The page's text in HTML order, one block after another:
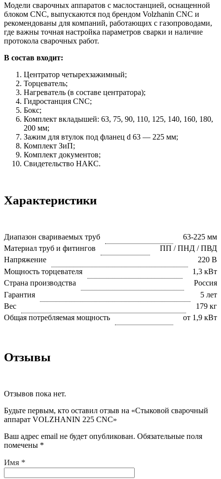
Модели сварочных аппаратов с маслостанцией, оснащенной
блоком CNC, выпускаются под брендом Volzhanin CNC и
рекомендованы для компаний, работающих с газопроводами,
где важны точная настройка параметров сварки и наличие
протокола сварочных работ.
В состав входит:
Центратор четырехзажимный;
Торцеватель;
Нагреватель (в составе центратора);
Гидростанция CNC;
Бокс;
Комплект вкладышей: 63, 75, 90, 110, 125, 140, 160, 180,
200 мм;
Зажим для втулок под фланец d 63 — 225 мм;
Комплект ЗиП;
Комплект документов;
Свидетельство НАКС.
Характеристики
Диапазон свариваемых труб
63-225 мм
Материал труб и фитингов
ПП / ПНД / ПВД
Напряжение
220 В
Мощность торцевателя
1,3 кВт
Страна производства
Россия
Гарантия
5 лет
Вес
179 кг
Общая потребляемая мощность
от 1,9 кВт
Отзывы
Отзывов пока нет.
Будьте первым, кто оставил отзыв на «Стыковой сварочный
аппарат VOLZHANIN 225 CNC»
Ваш адрес email не будет опубликован. Обязательные поля
помечены *
Имя *